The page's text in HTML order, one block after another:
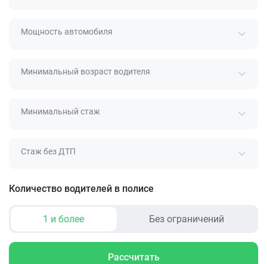
Мощность автомобиля
Минимальный возраст водителя
Минимальный стаж
Стаж без ДТП
Количество водителей в полисе
1 и более Без ограничений
Рассчитать